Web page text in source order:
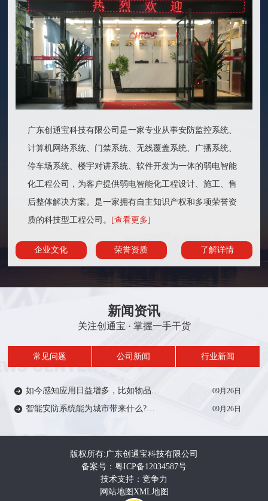
广东创通宝科技有限公司是一家专业从事安防监控系统、
计算机网络系统、门禁系统、无线覆盖系统、广播系统、
停车场系统、楼宇对讲系统、软件开发为一体的弱电智能
化工程公司，为客户提供弱电智能化工程设计、施工、售
后整体解决方案。是一家拥有自主知识产权和多项荣誉资
质的科技型工程公司。
[查看更多]
企业文化 荣誉资质 了解详情
新闻资讯
关注创通宝 · 掌握一手干货
常见问题 公司新闻 行业新闻
09月26日
09月26日
版权所有:广东创通宝科技有限公司
备案号：粤ICP备12034587号
技术支持：竞争力
网站地图 XML地图